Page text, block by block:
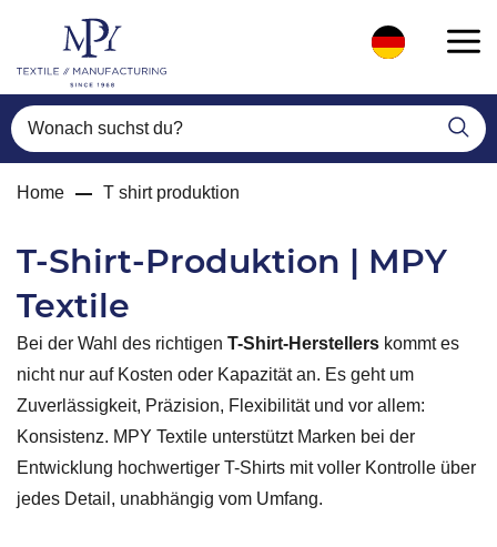
Wonach suchst du?
Home T shirt produktion
T-Shirt-Produktion | MPY
Textile
Bei der Wahl des richtigen T-Shirt-Herstellers kommt es
nicht nur auf Kosten oder Kapazität an. Es geht um
Zuverlässigkeit, Präzision, Flexibilität und vor allem:
Konsistenz. MPY Textile unterstützt Marken bei der
Entwicklung hochwertiger T-Shirts mit voller Kontrolle über
jedes Detail, unabhängig vom Umfang.